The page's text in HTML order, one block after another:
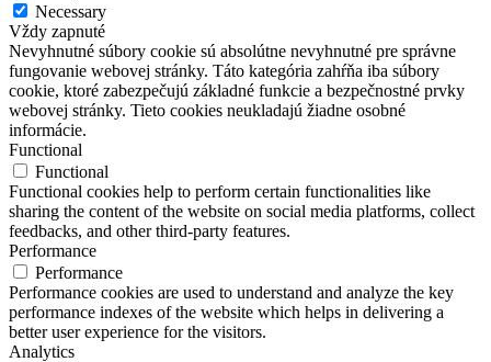
Necessary
Vždy zapnuté
Nevyhnutné súbory cookie sú absolútne nevyhnutné pre správne
fungovanie webovej stránky. Táto kategória zahŕňa iba súbory
cookie, ktoré zabezpečujú základné funkcie a bezpečnostné prvky
webovej stránky. Tieto cookies neukladajú žiadne osobné
informácie.
Functional
Functional
Functional cookies help to perform certain functionalities like
sharing the content of the website on social media platforms, collect
feedbacks, and other third-party features.
Performance
Performance
Performance cookies are used to understand and analyze the key
performance indexes of the website which helps in delivering a
better user experience for the visitors.
Analytics